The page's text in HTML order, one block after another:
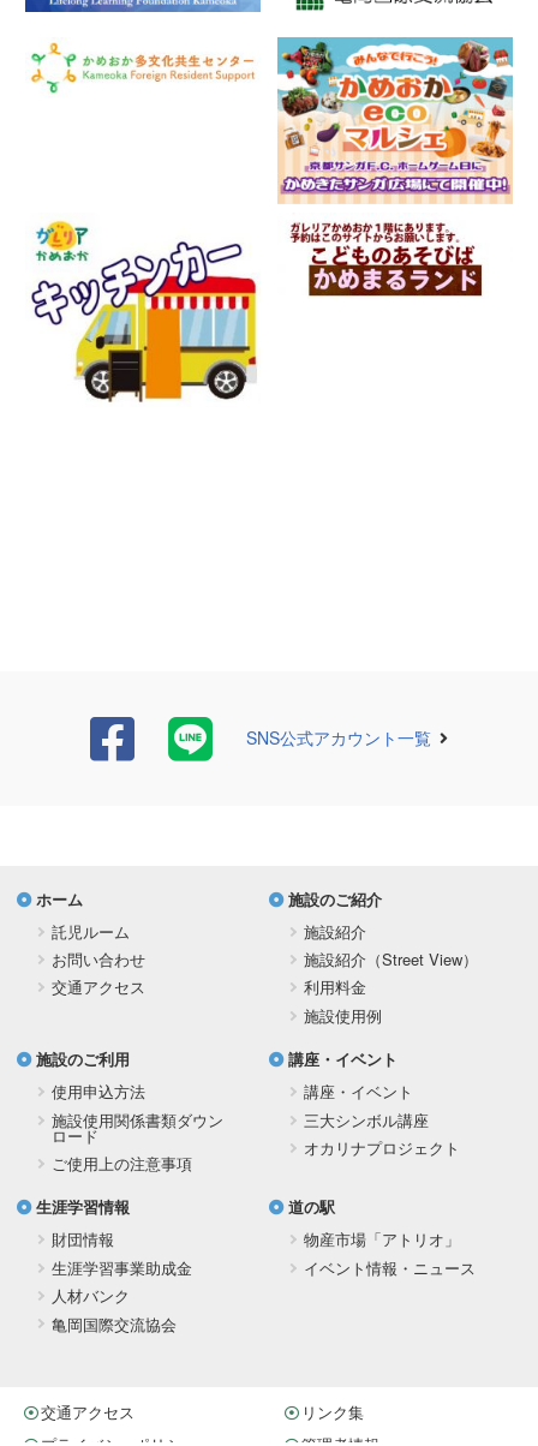
SNS公式アカウント一覧
ホーム
託児ルーム
お問い合わせ
交通アクセス
施設のご紹介
施設紹介
施設紹介（Street View）
利用料金
施設使用例
施設のご利用
使用申込方法
施設使用関係書類ダウン
ロード
ご使用上の注意事項
講座・イベント
講座・イベント
三大シンボル講座
オカリナプロジェクト
生涯学習情報
財団情報
生涯学習事業助成金
人材バンク
亀岡国際交流協会
道の駅
物産市場「アトリオ」
イベント情報・ニュース
交通アクセス
リンク集